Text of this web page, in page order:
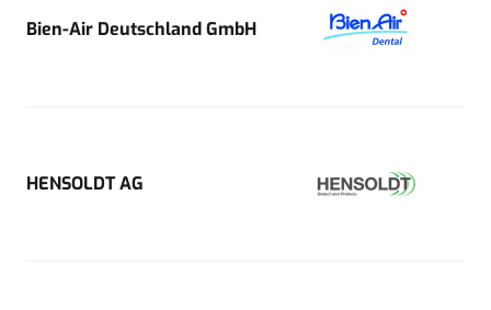
Bien-Air Deutschland GmbH
HENSOLDT AG